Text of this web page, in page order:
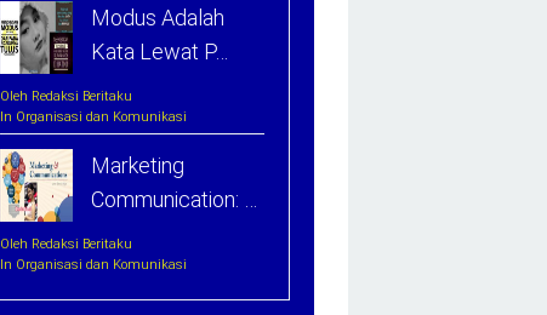
Modus Adalah
Kata Lewat P…
Oleh Redaksi Beritaku
In Organisasi dan Komunikasi
Marketing
Communication: …
Oleh Redaksi Beritaku
In Organisasi dan Komunikasi